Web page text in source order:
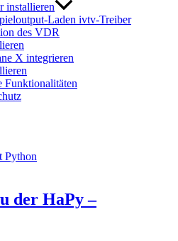
installieren
Laden ivtv-Treiber
des VDR
X integrieren
Funktionalitäten
der HaPy –